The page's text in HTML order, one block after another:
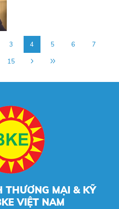
3 4 5 6 7
15
THƯƠNG MẠI & KỸ
VIỆT NAM